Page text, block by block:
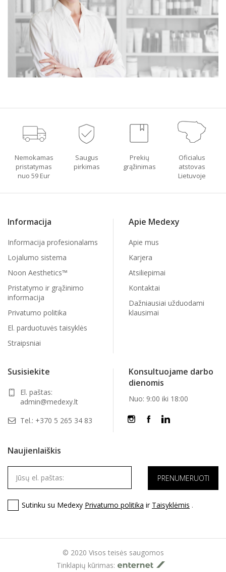
Nemokamas
pristatymas
nuo 59 Eur
Saugus
pirkimas
Prekių
grąžinimas
Oficialus
atstovas
Lietuvoje
Informacija
Informacija profesionalams
Lojalumo sistema
Noon Aesthetics™
Pristatymo ir grąžinimo
informacija
Privatumo politika
El. parduotuvės taisyklės
Straipsniai
Apie Medexy
Apie mus
Karjera
Atsiliepimai
Kontaktai
Dažniausiai užduodami
klausimai
Susisiekite
El. paštas:
admin@medexy.lt
Tel.: +370 5 265 34 83
Konsultuojame darbo
dienomis
Nuo: 9:00 iki 18:00
Naujienlaiškis
Sutinku su Medexy Privatumo politika ir Taisyklėmis .
© 2020 Visos teisės saugomos
Tinklapių kūrimas: